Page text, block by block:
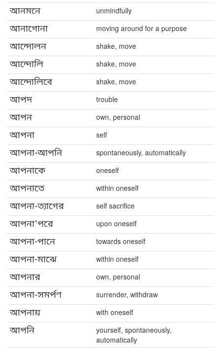
আনমনে unmindfully
আনাগোনা moving around for a purpose
আন্দোলন shake, move
আন্দোলি shake, move
আন্দোলিবে shake, move
আপদ trouble
আপন own, personal
আপনা self
আপনা-আপনি spontaneously, automatically
আপনাকে oneself
আপনাতে within oneself
আপনা-ত্যাগের self sacrifice
আপনা'পরে upon oneself
আপনা-পানে towards oneself
আপনা-মাঝে within oneself
আপনার own, personal
আপনা-সমর্পণ surrender, withdraw
আপনায় with oneself
আপনি
yourself, spontaneously,
automatically